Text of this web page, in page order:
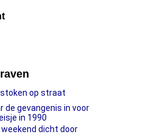
op straat
de gevangenis in voor
in 1990
dicht door